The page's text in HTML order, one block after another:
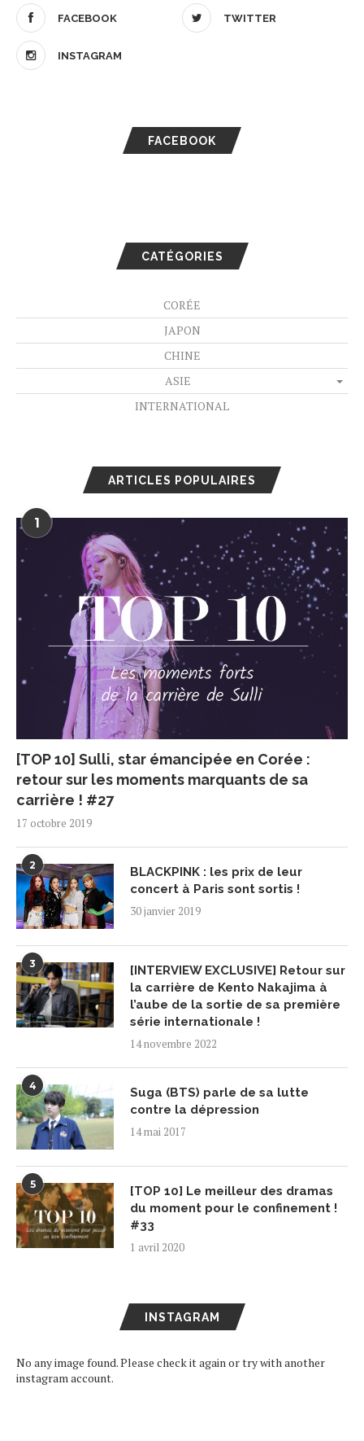
FACEBOOK TWITTER
INSTAGRAM
FACEBOOK
CATÉGORIES
CORÉE
JAPON
CHINE
ASIE
INTERNATIONAL
ARTICLES POPULAIRES
1
[TOP 10] Sulli, star émancipée en Corée :
retour sur les moments marquants de sa
carrière ! #27
17 octobre 2019
2
BLACKPINK : les prix de leur
concert à Paris sont sortis !
30 janvier 2019
3
[INTERVIEW EXCLUSIVE] Retour sur
la carrière de Kento Nakajima à
l’aube de la sortie de sa première
série internationale !
14 novembre 2022
4
Suga (BTS) parle de sa lutte
contre la dépression
14 mai 2017
5
[TOP 10] Le meilleur des dramas
du moment pour le confinement !
#33
1 avril 2020
INSTAGRAM
No any image found. Please check it again or try with another
instagram account.